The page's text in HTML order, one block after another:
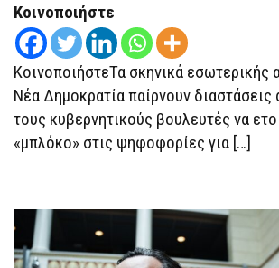
Κοινοποιήστε
ΚοινοποιήστεΤα σκηνικά εσωτερικής
Νέα Δημοκρατία παίρνουν διαστάσεις
τους κυβερνητικούς βουλευτές να
«μπλόκο» στις ψηφοφορίες για […]